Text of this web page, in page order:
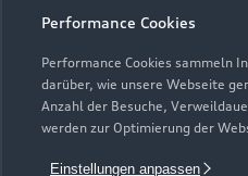
Verträge kündigen
Die Auszeichnung Audi Top
der AUDI AG unter
Kriterien an ausgewählte Audi
Performance Cookies
Performance Cookies sammeln
darüber, wie unsere Webseite
Anzahl der Besuche,
werden zur Optimierung der
Einstellungen anpassen